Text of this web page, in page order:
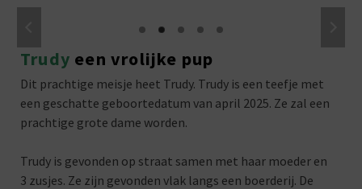
Trudy een vrolijke pup
Dit prachtige meisje heet Trudy. Trudy is een teefje met
een geschatte geboortedatum van april 2025. Ze zal een
prachtige grote dame worden.
Trudy is gevonden op straat samen met haar moeder en
3 zusjes. Ze zijn gevonden vlak langs een boerderij. De